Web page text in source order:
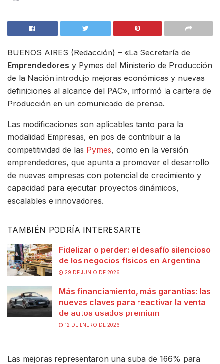
BUENOS AIRES (Redacción) – «La Secretaría de
Emprendedores y Pymes del Ministerio de Producción
de la Nación introdujo mejoras económicas y nuevas
definiciones al alcance del PAC», informó la cartera de
Producción en un comunicado de prensa.
Las modificaciones son aplicables tanto para la
modalidad Empresas, en pos de contribuir a la
competitividad de las Pymes, como en la versión
emprendedores, que apunta a promover el desarrollo
de nuevas empresas con potencial de crecimiento y
capacidad para ejecutar proyectos dinámicos,
escalables e innovadores.
TAMBIÉN PODRÍA INTERESARTE
Fidelizar o perder: el desafío silencioso
de los negocios físicos en Argentina
29 DE JUNIO DE 2026
Más financiamiento, más garantías: las
nuevas claves para reactivar la venta
de autos usados premium
12 DE ENERO DE 2026
Las mejoras representaron una suba de 166% para